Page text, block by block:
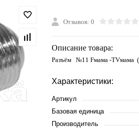
Отзывов: 0
Описание товара:
Разъём №11 Fмама -TVмама
Характеристики:
Артикул
Базовая единица
Производитель